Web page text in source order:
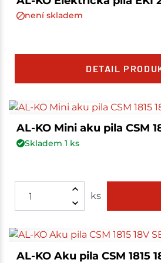
není skladem
DETAIL
AL-KO Mini aku pila CSM
Skladem 1 ks
ks
AL-KO Aku pila CSM 1815